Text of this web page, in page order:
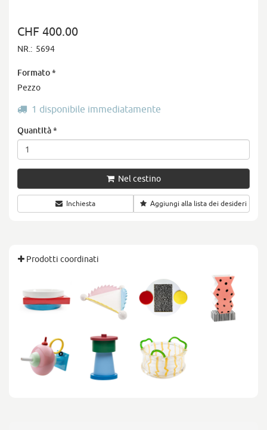
CHF 400.00
NR.: 5694
Formato*
Pezzo
1 disponibile immediatamente
Quantità*
Nel cestino
Inchiesta Aggiungi alla lista dei desideri
Prodotti coordinati